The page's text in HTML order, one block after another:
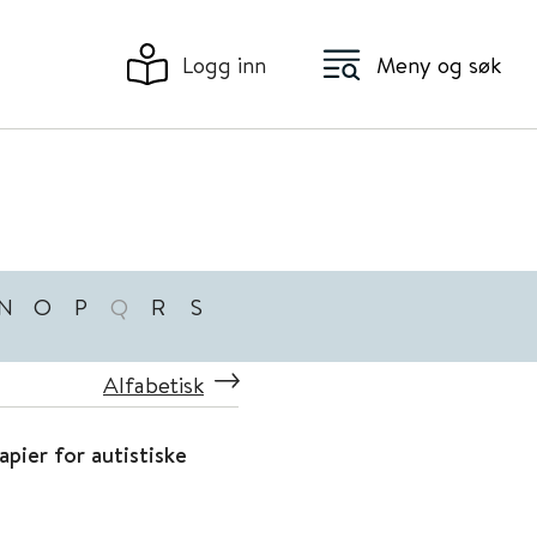
Logg inn Meny og søk
O P Q R S
Alfabetisk
for autistiske